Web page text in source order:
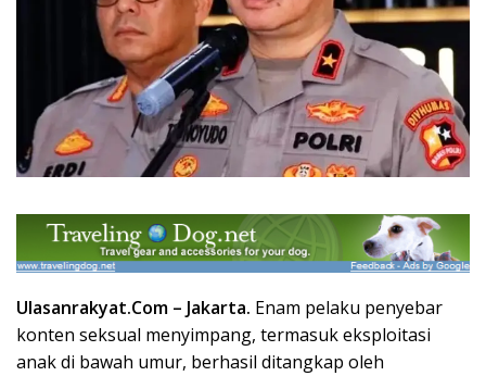
Ulasanrakyat.Com – Jakarta. Enam pelaku penyebar
konten seksual menyimpang, termasuk eksploitasi
anak di bawah umur, berhasil ditangkap oleh